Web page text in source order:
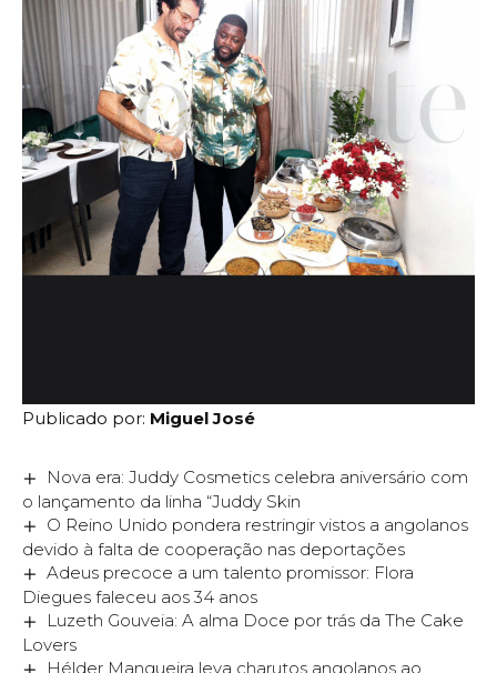
Publicado por: Miguel José
Nova era: Juddy Cosmetics celebra aniversário com
o lançamento da linha “Juddy Skin
O Reino Unido pondera restringir vistos a angolanos
devido à falta de cooperação nas deportações
Adeus precoce a um talento promissor: Flora
Diegues faleceu aos 34 anos
Luzeth Gouveia: A alma Doce por trás da The Cake
Lovers
Hélder Mangueira leva charutos angolanos ao